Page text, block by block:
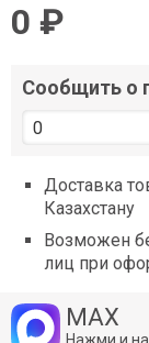
0 ₽
Сообщить о
Доставка
Казахстану
Возможен
лиц при
MAX